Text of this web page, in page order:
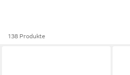
138 Produkte